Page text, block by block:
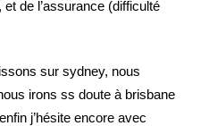
et de l’assurance (difficulté
sur sydney, nous
irons ss doute à brisbane
j’hésite encore avec